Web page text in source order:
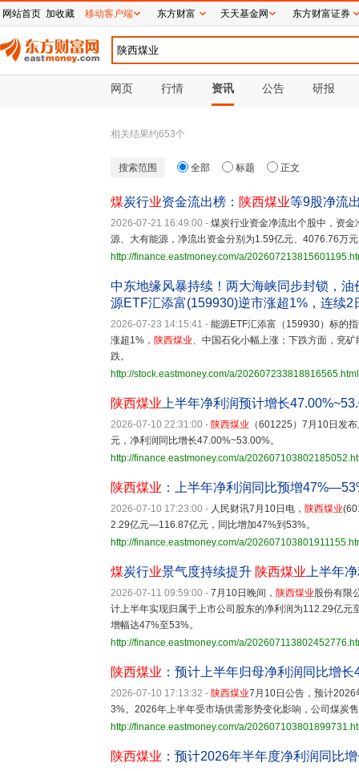
网页 行情 资讯 公告 研报
相关结果约653个
搜索范围 全部 标题 正文
煤炭行业资金流出榜： 陕西煤业等9股净流
2026-07-21 16:49:00 - 煤炭行业资金净流出个股中，资
源、大有能源，净流出资金分别为1.59亿元、4076.76万
http://finance.eastmoney.com/a/
中东地缘风暴持续！两大海峡同步封锁，油
源ETF汇添富(159930)逆市涨超1%，连续2
2026-07-23 14:15:41 - 能源ETF汇添富（159930）标的
涨超1%， 陕西煤业、中国石化小幅上涨；下跌方面，兖
跌。
http://stock.eastmoney.com/a/202607233818816565.html
陕西煤业 上半年净利润预计增长
2026-07-10 22:31:00 - 陕西煤业 （601225）7月10日发
元，净利润同比增长47.00%~53.00%。
http://finance.eastmoney.com/a/
陕西煤业 ：上半年净利润同比预增
2026-07-10 17:23:00 - 人民财讯7月10日电， 陕西煤业
2.29亿元—116.87亿元，同比增加47%到53%。
http://finance.eastmoney.com/a/
煤炭行业景气度持续提升 陕西煤业 上半年
2026-07-11 09:59:00 - 7月10日晚间， 陕西煤业股份有限
计上半年实现归属于上市公司股东的净利润为112.29亿
增幅达47%至53%。
http://finance.eastmoney.com/a/
陕西煤业 ：预计上半年归母净利润同比增长
2026-07-10 17:13:32 - 陕西煤业7月10日公告，预计
3%。2026年上半年受市场供需形势变化影响，公司煤炭
http://finance.eastmoney.com/a/
陕西煤业 ：预计2026年半年度净利润同比
网站首页 加收藏 移动客户端 东方财富 天天基金网 东方财富证券